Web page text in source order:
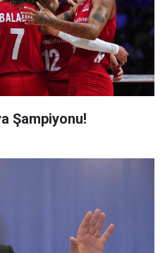
Şampiyonu!